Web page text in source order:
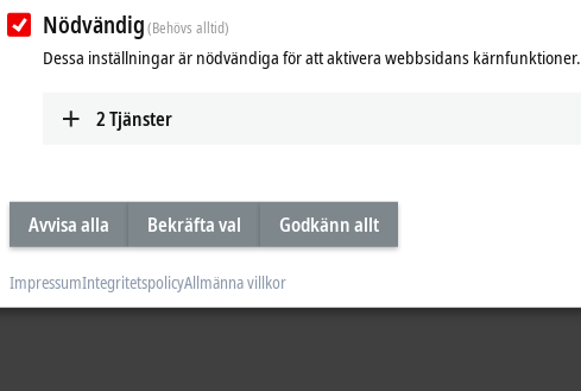
Nödvändig(Behövs alltid)
Dessa inställningar är nödvändiga för att aktivera webbsidans kärnfunktioner.
2Tjänster
Avvisa alla Bekräfta val Godkänn allt
ImpressumIntegritetspolicyAllmänna villkor